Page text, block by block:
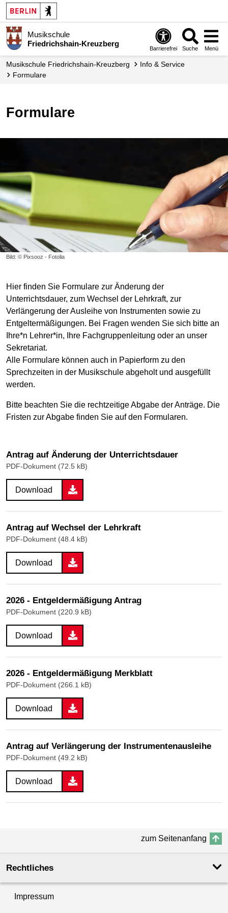
Musikschule
Friedrichshain-Kreuzberg
Barrierefrei Suche Menü
Musikschule Friedrichshain-Kreuzberg
Info & Service
Formulare
Formulare
Bild: © Pixsooz - Fotolia
Hier finden Sie Formulare zur Änderung der
Unterrichtsdauer, zum Wechsel der Lehrkraft, zur
Verlängerung der Ausleihe von Instrumenten sowie zu
Entgeltermäßigungen. Bei Fragen wenden Sie sich bitte an
Ihre*n Lehrer*in, Ihre Fachgruppenleitung oder an unser
Sekretariat.
Alle Formulare können auch in Papierform zu den
Sprechzeiten in der Musikschule abgeholt und ausgefüllt
werden.
Bitte beachten Sie die rechtzeitige Abgabe der Anträge. Die
Fristen zur Abgabe finden Sie auf den Formularen.
Antrag auf Änderung der Unterrichtsdauer
PDF-Dokument (72.5 kB)
Download
Antrag auf Wechsel der Lehrkraft
PDF-Dokument (48.4 kB)
Download
2026 - Entgeldermäßigung Antrag
PDF-Dokument (220.9 kB)
Download
2026 - Entgeldermäßigung Merkblatt
PDF-Dokument (266.1 kB)
Download
Antrag auf Verlängerung der Instrumentenausleihe
PDF-Dokument (49.2 kB)
Download
zum Seitenanfang
Rechtliches
Impressum